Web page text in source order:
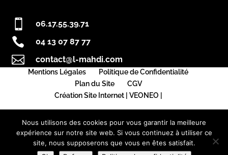
 06.17.55.39.71
 04 13 07 87 77
 contact@l-mahdi.com
Mentions Légales
Politique de Confidentialité
Plan du Site
CGV
Création Site Internet | VEONEO |
Nous utilisons des cookies pour vous garantir la meilleure
expérience sur notre site web. Si vous continuez à utiliser ce
site, nous supposerons que vous en êtes satisfait.